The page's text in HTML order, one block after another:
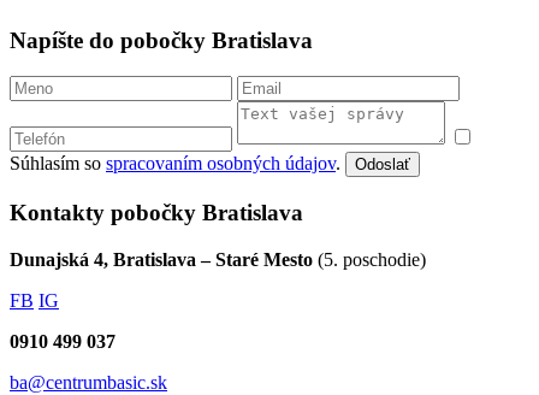
Napíšte do pobočky Bratislava
Súhlasím so spracovaním osobných údajov. Odoslať
Kontakty pobočky Bratislava
Dunajská 4, Bratislava – Staré Mesto (5. poschodie)
FB IG
0910 499 037
ba@centrumbasic.sk